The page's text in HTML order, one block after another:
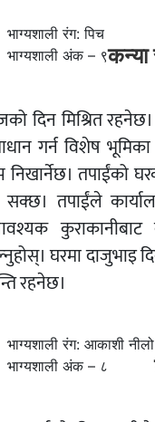
भाग्यशाली रंग: पिच
भाग्यशाली अंक – ९कन्या
दिन मिश्रित
गर्न विशेष
तपाईंको
तपाईंले
कुराकानीबाट
घरमा दाजुभाइ
रहनेछ।
भाग्यशाली रंग: आकाशी नीलो
भाग्यशाली अंक – ८